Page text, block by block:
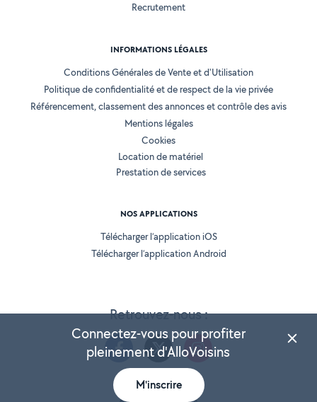
Retrouvez-nous :
Recrutement
INFORMATIONS LÉGALES
Conditions Générales de Vente et d'Utilisation
Politique de confidentialité et de respect de la vie privée
Référencement, classement des annonces et contrôle des avis
Mentions légales
Cookies
Location de matériel
Prestation de services
NOS APPLICATIONS
Télécharger l’application iOS
Télécharger l’application Android
Connectez-vous pour profiter
pleinement d'AlloVoisins
M'inscrire